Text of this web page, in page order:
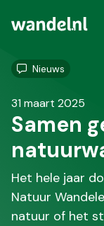
Nieuws
31 maart 2025
Samen
Het hele jaar
Natuur
natuur of het